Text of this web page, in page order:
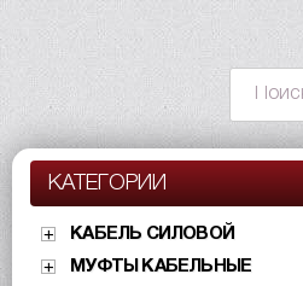
КАТЕГОРИИ
КАБЕЛЬ СИЛОВОЙ
МУФТЫ КАБЕЛЬНЫЕ